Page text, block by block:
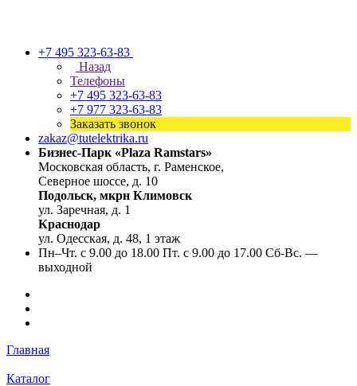
+7 495 323-63-83
Назад
Телефоны
+7 495 323-63-83
+7 977 323-63-83
Заказать звонок
zakaz@tutelektrika.ru
Бизнес-Парк «Plaza Ramstars»
Московская область, г. Раменское,
Северное шоссе, д. 10
Подольск, мкрн Климовск
ул. Заречная, д. 1
Краснодар
ул. Одесская, д. 48, 1 этаж
Пн–Чт. с 9.00 до 18.00 Пт. с 9.00 до 17.00 Сб-Вс. —
выходной
Главная
Каталог